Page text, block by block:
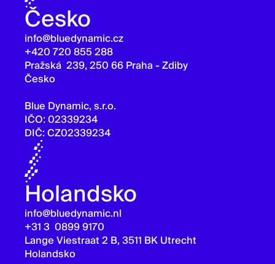
Česko
info@bluedynamic.cz
+420 720 855 288
Pražská 239, 250 66 Praha - Zdiby
Česko
Blue Dynamic, s.r.o.
IČO: 02339234
DIČ: CZ02339234
Holandsko
info@bluedynamic.nl
+31 3 0899 9170
Lange Viestraat 2 B, 3511 BK Utrecht
Holandsko